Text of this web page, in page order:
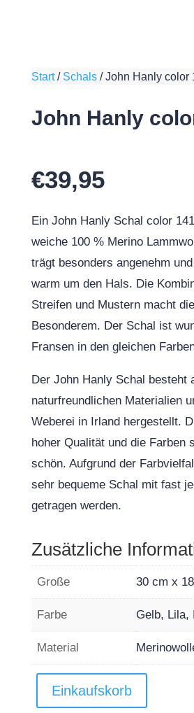
Start/ Schals/John Hanly color
John Hanly
€39,95
Ein John Hanly Schal color
weiche 100 % Merino
trägt besonders angenehm
warm um den Hals. Die
Streifen und Mustern macht
Besonderem. Der Schal ist
Fransen in den gleichen
Der John Hanly Schal besteht
naturfreundlichen Materialien
Weberei in Irland hergestellt.
hoher Qualität und die Farben
schön. Aufgrund der
sehr bequeme Schal mit fast
getragen werden.
Zusätzliche
Große 30 cm x
Farbe Gelb, Lila,
Material
Einkaufskorb